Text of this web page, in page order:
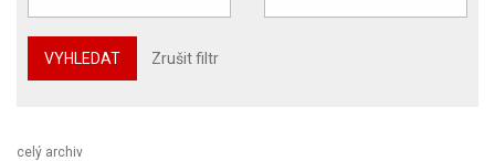
VYHLEDAT Zrušit filtr
celý archiv